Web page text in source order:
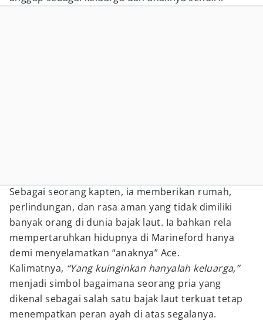
Sebagai seorang kapten, ia memberikan rumah,
perlindungan, dan rasa aman yang tidak dimiliki
banyak orang di dunia bajak laut. Ia bahkan rela
mempertaruhkan hidupnya di Marineford hanya
demi menyelamatkan “anaknya” Ace.
Kalimatnya, “Yang kuinginkan hanyalah keluarga,”
menjadi simbol bagaimana seorang pria yang
dikenal sebagai salah satu bajak laut terkuat tetap
menempatkan peran ayah di atas segalanya.